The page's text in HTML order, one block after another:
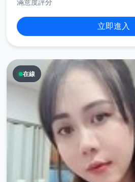
滿意度評分
立即進入
在線